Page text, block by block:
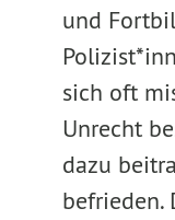
und
sich oft
Unrecht
dazu
befrieden.